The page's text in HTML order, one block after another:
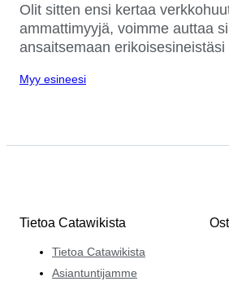
Olit sitten ensi kertaa
ammattimyyjä, voimme auttaa
ansaitsemaan erikoisesineistäsi
Myy esineesi
Tietoa Catawikista
Tietoa Catawikista
Asiantuntijamme